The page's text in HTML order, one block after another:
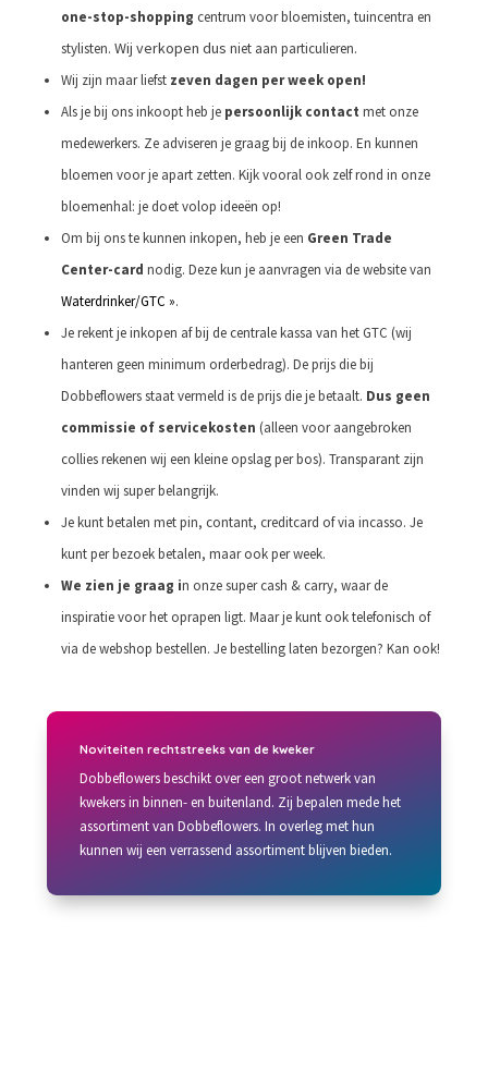
one-stop-shopping centrum voor bloemisten, tuincentra en
stylisten. Wij verkopen dus niet aan particulieren.
Wij zijn maar liefstzeven dagen per week open!
Als je bij ons inkoopt heb je persoonlijk contact met onze
medewerkers. Ze adviseren je graag bij de inkoop. En kunnen
bloemen voor je apart zetten. Kijk vooral ook zelf rond in onze
bloemenhal: je doet volop ideeën op!
Om bij ons te kunnen inkopen, heb je een Green Trade
Center-card nodig. Deze kun je aanvragen via de website van
Waterdrinker/GTC ».
Je rekent je inkopen af bij de centrale kassa van het GTC (wij
hanteren geen minimum orderbedrag). De prijs die bij
Dobbeflowers staat vermeld is de prijs die je betaalt. Dus geen
commissie of servicekosten (alleen voor aangebroken
collies rekenen wij een kleine opslag per bos). Transparant zijn
vinden wij super belangrijk.
Je kunt betalen met pin, contant, creditcard of via incasso. Je
kunt per bezoek betalen, maar ook per week.
We zien je graag in onze super cash & carry, waar de
inspiratie voor het oprapen ligt. Maar je kunt ook telefonisch of
via de webshop bestellen. Je bestelling laten bezorgen? Kan ook!
Noviteiten rechtstreeks van de kweker
Dobbeflowers beschikt over een groot netwerk van
kwekers in binnen- en buitenland. Zij bepalen mede het
assortiment van Dobbeflowers. In overleg met hun
kunnen wij een verrassend assortiment blijven bieden.